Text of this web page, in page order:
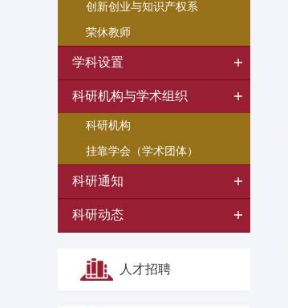
创新创业与知识产权系
荣休教师
学科设置
科研机构与学术组织
科研机构
挂靠学会（学术团体）
科研通知
科研动态
人才招聘